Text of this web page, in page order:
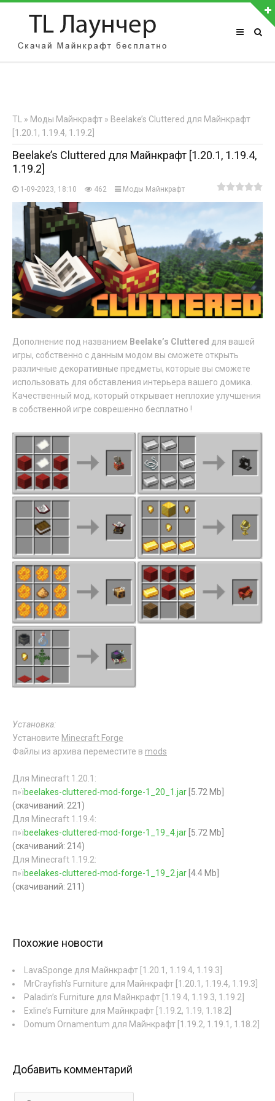
АВТОРИЗАЦИЯ НА САЙТЕ
Регистрация
TL » Моды Майнкрафт » Beelake’s Cluttered для Майнкрафт
[1.20.1, 1.19.4, 1.19.2]
Beelake’s Cluttered для Майнкрафт [1.20.1, 1.19.4,
1.19.2]
1-09-2023, 18:10 462 Моды Майнкрафт
Дополнение под названием Beelake’s Cluttered для вашей
игры, собственно с данным модом вы сможете открыть
различные декоративные предметы, которые вы сможете
использовать для обставления интерьера вашего домика.
Качественный мод, который открывает неплохие улучшения
в собственной игре соврешенно бесплатно !
Установка:
Установите Minecraft Forge
Файлы из архива переместите в mods
Для Minecraft 1.20.1:
п»їbeelakes-cluttered-mod-forge-1_20_1.jar [5.72 Mb]
(cкачиваний: 221)
Для Minecraft 1.19.4:
п»їbeelakes-cluttered-mod-forge-1_19_4.jar [5.72 Mb]
(cкачиваний: 214)
Для Minecraft 1.19.2:
п»їbeelakes-cluttered-mod-forge-1_19_2.jar [4.4 Mb]
(cкачиваний: 211)
Похожие новости
LavaSponge для Майнкрафт [1.20.1, 1.19.4, 1.19.3]
MrCrayfish’s Furniture для Майнкрафт [1.20.1, 1.19.4, 1.19.3]
Paladin’s Furniture для Майнкрафт [1.19.4, 1.19.3, 1.19.2]
Exline’s Furniture для Майнкрафт [1.19.2, 1.19, 1.18.2]
Domum Ornamentum для Майнкрафт [1.19.2, 1.19.1, 1.18.2]
Добавить комментарий